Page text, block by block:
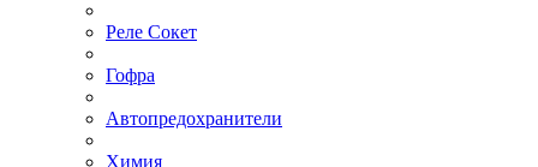
Реле Сокет
Гофра
Автопредохранители
Химия